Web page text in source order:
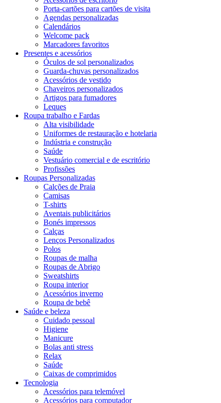
Porta-cartões para cartões de visita
Agendas personalizadas
Calendários
Welcome pack
Marcadores favoritos
Presentes e acessórios
Óculos de sol personalizados
Guarda-chuvas personalizados
Acessórios de vestido
Chaveiros personalizados
Artigos para fumadores
Leques
Roupa trabalho e Fardas
Alta visibilidade
Uniformes de restauração e hotelaria
Indústria e construção
Saúde
Vestuário comercial e de escritório
Profissões
Roupas Personalizadas
Calções de Praia
Camisas
T-shirts
Aventais publicitários
Bonés impressos
Calças
Lenços Personalizados
Polos
Roupas de malha
Roupas de Abrigo
Sweatshirts
Roupa interior
Acessórios inverno
Roupa de bebê
Saúde e beleza
Cuidado pessoal
Higiene
Manicure
Bolas anti stress
Relax
Saúde
Caixas de comprimidos
Tecnologia
Acessórios para telemóvel
Acessórios para computador